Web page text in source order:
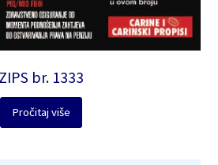
ZIPS br. 1333
Pročitaj više